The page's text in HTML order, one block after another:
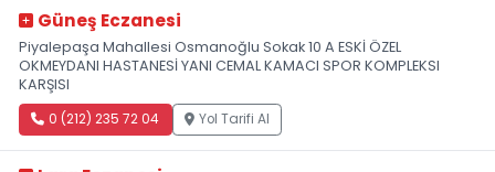
Güneş Eczanesi
Piyalepaşa Mahallesi Osmanoğlu Sokak 10 A ESKİ ÖZEL
OKMEYDANI HASTANESİ YANI CEMAL KAMACI SPOR KOMPLEKSI
KARŞISI
0 (212) 235 72 04 Yol Tarifi Al